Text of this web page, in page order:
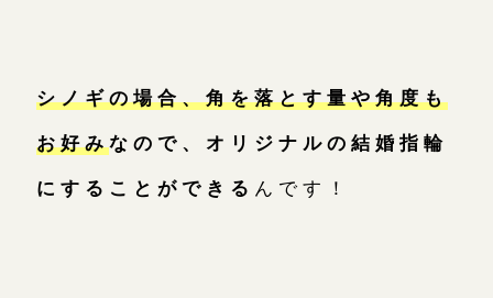
シノギの場合、角を落とす量や角度も
お好みなので、オリジナルの結婚指輪
にすることができる んです！